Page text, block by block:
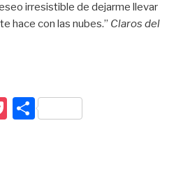
irresistible de dejarme llevar
hace con las nubes.” Claros del
P P